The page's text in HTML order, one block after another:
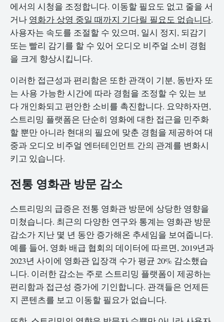
에서의 시청을 조정합니다. 이동할 필요도 없고 줄을 서
거나 영화가 상영 중일 때까지 기다릴 필요도 없습니다.
사용자는 속도를 조절할 수 있으며, 일시 정지, 되감기
또는 빨리 감기를 할 수 있어 오디오 비주얼 소비 경험
을 크게 향상시킵니다.
이러한 접근성과 편리함은 또한 관객이 기분, 동반자 또
는 사용 가능한 시간에 따라 경험을 조정할 수 있는 보
다 개인화되고 편안한 소비를 촉진합니다. 요약하자면,
스트리밍 플랫폼은 단순히 영화에 대한 접근을 민주화
할 뿐만 아니라 현대의 필요에 맞춘 경험을 제공하여 대
중과 오디오 비주얼 엔터테인먼트 간의 관계를 변화시
키고 있습니다.
전통 영화관 방문 감소
스트리밍의 급증은 전통 영화관 방문에 상당한 영향을
미쳤습니다. 최근의 다양한 연구와 통계는 영화관 방문
감소가 지난 몇 년 동안 증가해온 추세임을 보여줍니다.
예를 들어, 영화 배급 협회의 데이터에 따르면, 2019년과
2023년 사이에 영화관 입장객 수가 평균 20% 감소했습
니다. 이러한 감소는 주로 스트리밍 플랫폼이 제공하는
편리함과 접근성 증가에 기인합니다. 관객들은 언제든
지 콘텐츠를 보고 이동할 필요가 없습니다.